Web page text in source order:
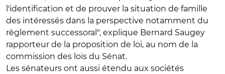
l'identification et de prouver la situation de famille
des intéressés dans la perspective notamment du
règlement successoral", explique Bernard Saugey
rapporteur de la proposition de loi, au nom de la
commission des lois du Sénat.
Les sénateurs ont aussi étendu aux sociétés